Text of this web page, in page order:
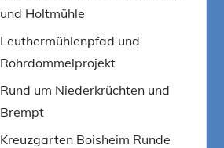
und Holtmühle
Leuthermühlenpfad und
Rohrdommelprojekt
Rund um Niederkrüchten und
Brempt
Kreuzgarten Boisheim Runde